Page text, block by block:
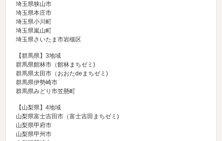
埼玉県狭山市
埼玉県本庄市
埼玉県小川町
埼玉県嵐山町
埼玉県さいたま市岩槻区
【群馬県】3地域
群馬県館林市（館林まちゼミ)
群馬県太田市（ おおたdeまちゼミ)
群馬県伊勢崎市
群馬県みどり市笠懸町
【山梨県】4地域
山梨県富士吉田市（富士吉田まちゼミ)
山梨県甲府市
山梨県甲州市